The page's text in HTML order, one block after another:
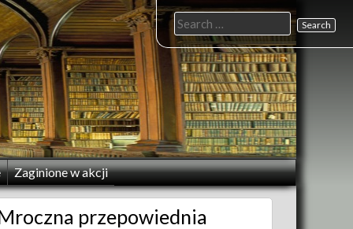
Zaginione w akcji
Search
for:
przepowiednia